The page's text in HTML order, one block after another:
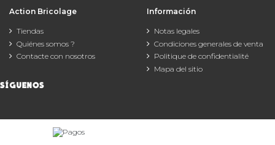
Action Bricolage
Tiendas
Quiénes somos ?
Contacte con nosotros
Información
Notas legales
Condiciones generales de venta
Politique de confidentialité
Mapa del sitio
SÍGUENOS